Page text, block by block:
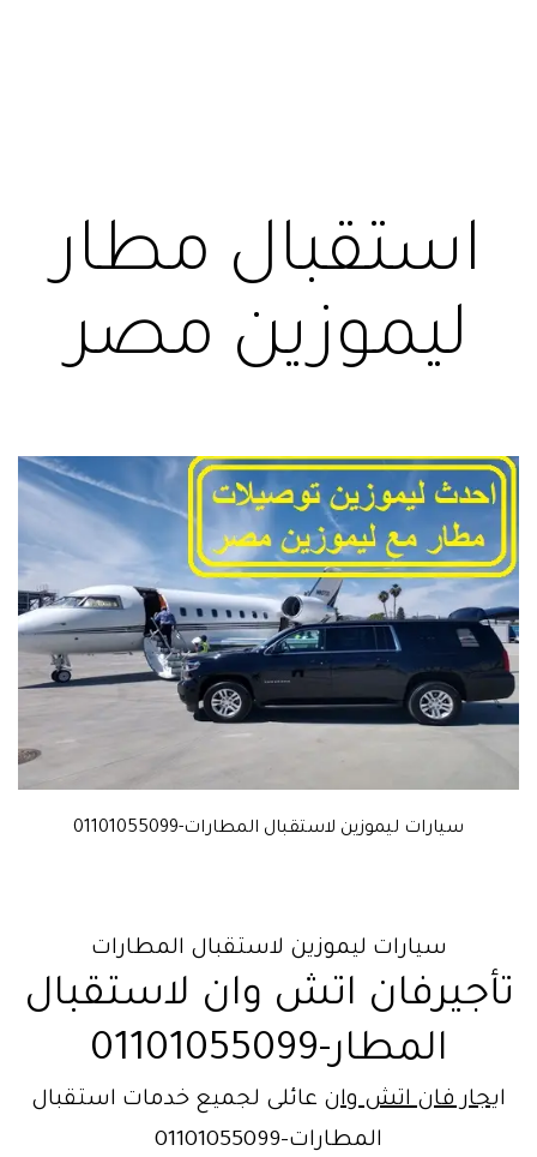
استقبال مطار
ليموزين مصر
سيارات ليموزين لاستقبال المطارات-01101055099
سيارات ليموزين لاستقبال المطارات
تأجيرفان اتش وان لاستقبال
المطار-01101055099
ايجار فان اتش وان عائلى لجميع خدمات استقبال
المطارات-01101055099